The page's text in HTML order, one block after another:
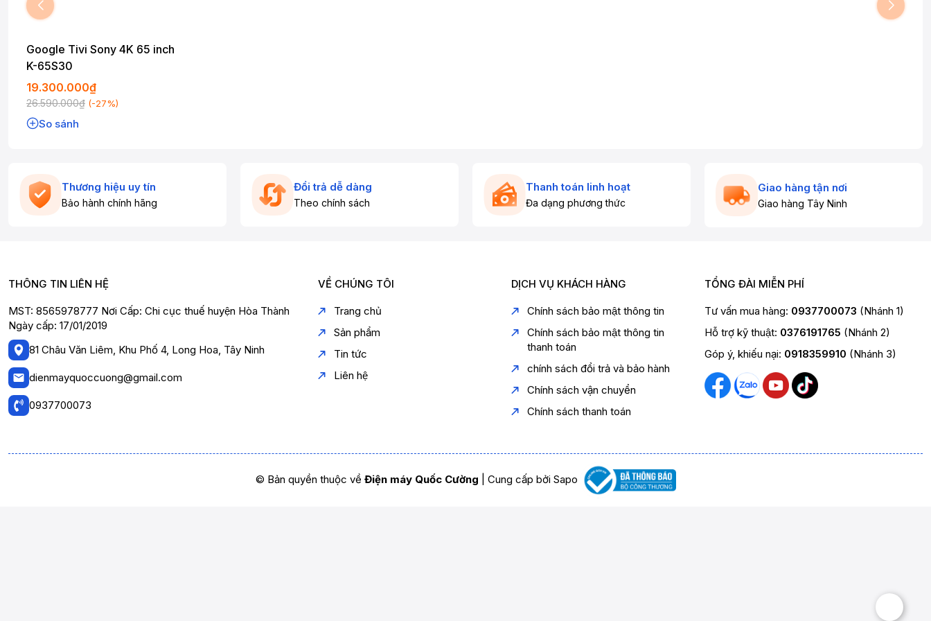
Google Tivi Sony 4K 65 inch
K-65S30
19.300.000₫
26.590.000₫ (-27%)
So sánh
Thương hiệu uy tín
Bảo hành chính hãng
Đổi trả dễ dàng
Theo chính sách
Thanh toán linh hoạt
Đa dạng phương thức
Giao hàng tận nơi
Giao hàng Tây Ninh
THÔNG TIN LIÊN HỆ
MST: 8565978777 Nơi Cấp: Chi cục thuế huyện Hòa Thành
Ngày cấp: 17/01/2019
81 Châu Văn Liêm, Khu Phố 4, Long Hoa, Tây Ninh
dienmayquoccuong@gmail.com
0937700073
VỀ CHÚNG TÔI
Trang chủ
Sản phẩm
Tin tức
Liên hệ
DỊCH VỤ KHÁCH HÀNG
Chính sách bảo mật thông tin
Chính sách bảo mật thông tin
thanh toán
chính sách đổi trả và bảo hành
Chính sách vận chuyển
Chính sách thanh toán
TỔNG ĐÀI MIỄN PHÍ
Tư vấn mua hàng: 0937700073 (Nhánh 1)
Hỗ trợ kỹ thuật: 0376191765 (Nhánh 2)
Góp ý, khiếu nại: 0918359910 (Nhánh 3)
© Bản quyền thuộc về Điện máy Quốc Cường Cung cấp bởi Sapo